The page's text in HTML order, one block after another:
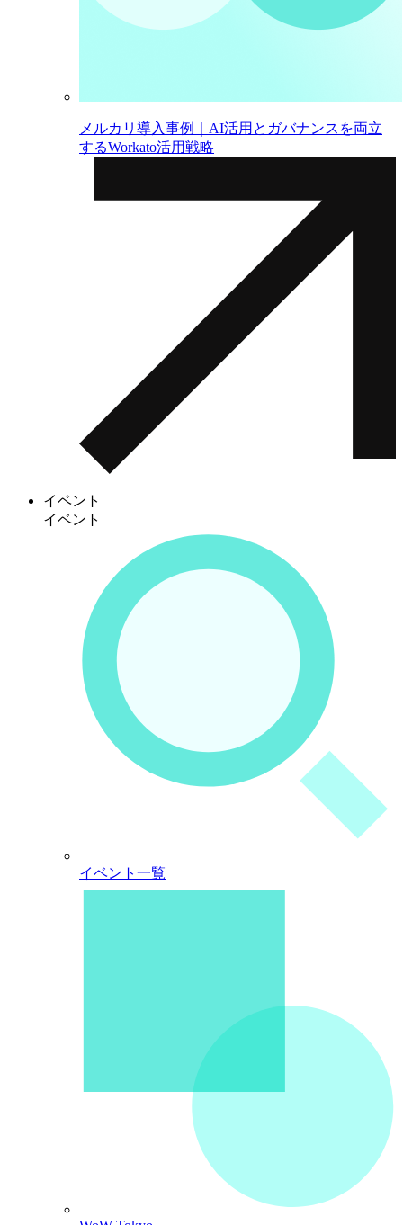
メルカリ導入事例｜AI活用とガバナンスを両立
するWorkato活用戦略
イベント
イベント
イベント一覧